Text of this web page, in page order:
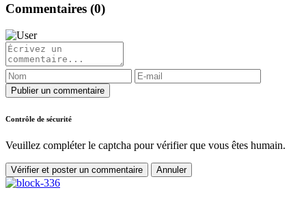
Commentaires (0)
Publier un commentaire
Contrôle de sécurité
Veuillez compléter le captcha pour vérifier que vous êtes humain.
Vérifier et poster un commentaire Annuler